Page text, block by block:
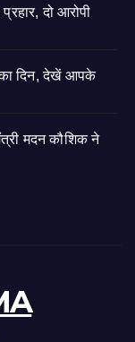
दो आरोपी
दिन, देखें आपके
मदन कौशिक ने